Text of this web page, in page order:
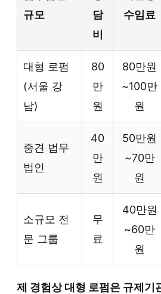
규모
담
비
수임료
대형 로펌
(서울 강
남)
80
만
원
80만원
~100만
원
중견 법무
법인
40
만
원
50만원
~70만
원
소규모 전
문 그룹
무
료
40만원
~60만
원
제 경험상 대형 로펌은 규제기